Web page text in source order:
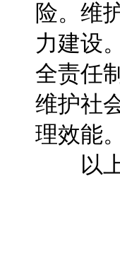
险。维
力建设
全责任
维护社
理效能。
以上